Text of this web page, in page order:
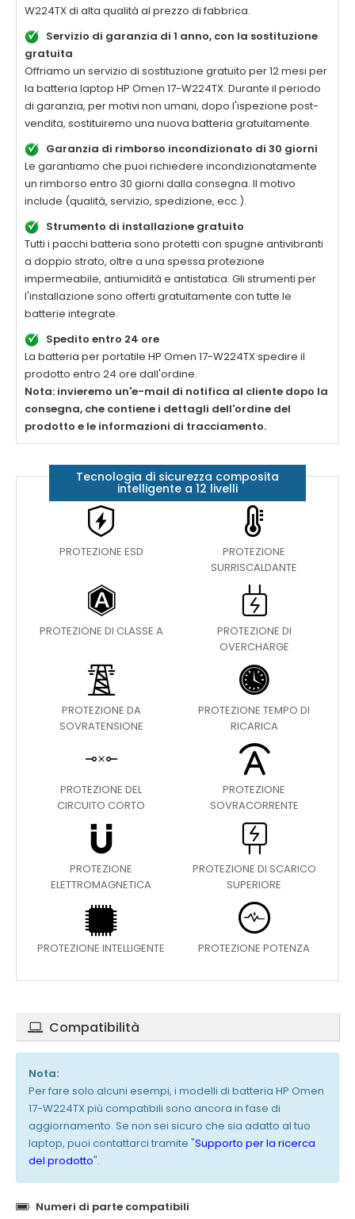
W224TXdi alta qualità al prezzo di fabbrica.
Servizio di garanzia di 1 anno, con la sostituzione
gratuita
Offriamo un servizio di sostituzione gratuito per 12 mesi per
la batteria laptop HP Omen 17-W224TX. Durante il periodo
di garanzia, per motivi non umani, dopo l'ispezione post-
vendita, sostituiremo una nuova batteria gratuitamente.
Garanzia di rimborso incondizionato di 30 giorni
Le garantiamo che puoi richiedere incondizionatamente
un rimborso entro 30 giorni dalla consegna. Il motivo
include (qualità, servizio, spedizione, ecc.).
Strumento di installazione gratuito
Tutti i pacchi batteria sono protetti con spugne antivibranti
a doppio strato, oltre a una spessa protezione
impermeabile, antiumidità e antistatica. Gli strumenti per
l'installazione sono offerti gratuitamente con tutte le
batterie integrate.
Spedito entro 24 ore
La batteria per portatile HP Omen 17-W224TXspedire il
prodotto entro 24 ore dall'ordine.
Nota: invieremo un'e-mail di notifica al cliente dopo la
consegna, che contiene i dettagli dell'ordine del
prodotto e le informazioni di tracciamento.
Tecnologia di sicurezza composita
intelligente a 12 livelli
PROTEZIONE ESD
PROTEZIONE
SURRISCALDANTE
PROTEZIONE DI CLASSE A
PROTEZIONE DI
OVERCHARGE
PROTEZIONE DA
SOVRATENSIONE
PROTEZIONE TEMPO DI
RICARICA
PROTEZIONE DEL
CIRCUITO CORTO
PROTEZIONE
SOVRACORRENTE
PROTEZIONE
ELETTROMAGNETICA
PROTEZIONE DI SCARICO
SUPERIORE
PROTEZIONE INTELLIGENTE PROTEZIONE POTENZA
Compatibilità
Nota:
Per fare solo alcuni esempi, i modelli di batteria HP Omen
17-W224TX più compatibili sono ancora in fase di
aggiornamento. Se non sei sicuro che sia adatto al tuo
laptop, puoi contattarci tramite "Supporto per la ricerca
del prodotto".
Numeri di parte compatibili